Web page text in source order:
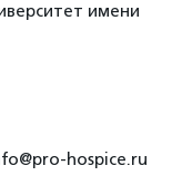
имени
hospice.ru​